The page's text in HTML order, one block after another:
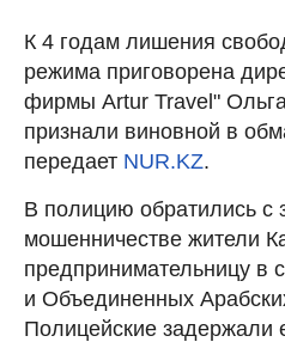
К 4 годам лишения
режима приговорена
фирмы Artur Travel"
признали виновной в
передает NUR.KZ.
В полицию обратились с
мошенничестве жители
предпринимательницу в
и Объединенных
Полицейские задержали